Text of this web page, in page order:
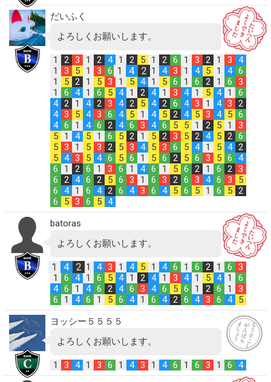
だいふく
よろしくお願いします。
1 2 3 1 2 4 1 2 5 1 2 6 1 3 2 1 3
4
1
3 5 1 3 6 1 4 2 1 4 3 1 4 5 1 4 6
1
5 2 1 5 3 1 5 4 1 5 6 1 6 2 1 6
3
1
6 4 1 6 5 4 1 2 4 1 3 4 1 5 4 1
6
4 2 1 4 2 3 4 2 5 4 2 6 4 3 1 4 3
2
4 3 5 4 3 6 4 5 1 4 5 2 4 5 3 4 5 6
4 6 1 4 6 2 4 6 3 4 6 5 5 1 2 5 1
3
5
1 4 5 1 6 5 2 1 5 2 3 5 2 4 5 2 6
5 3 1 5 3 2 5 3 4 5 3 6 5 4 1 5 4 2
5 4 3 5 4 6 5 6 1 5 6 2 5 6 3 5 6
4
6
1 2 6 1 3 6 1 4 6 1 5 6 2 1 6 2 3
6
2 4 6 2 5 6 3 1 6 3 2 6 3 4 6 3
5
6
4 1 6 4 2 6 4 3 6 4 5 6 5 1 6 5 2
6
5 3 6 5 4
batoras
よろしくお願いします。
1 4 2 1 4 3 1 4 5 1 4 6 1 6 2 1 6
3
1
6 4 1 6 5 4 1 2 4 1 3 4 1 5 4 1
6
4 6 1 4 6 2 4 6 3 4 6 5 6 1 2 6 1
3
6
1 4 6 1 5 6 4 1 6 4 2 6 4 3 6 4
5
ヨッシー５５５５
よろしくお願いします。
1 3 4 1 3 6 1 4 3 1 4 6 1 6 3 1 6
4